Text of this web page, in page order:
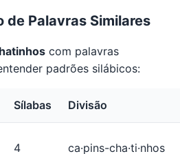
de Palavras Similares
com palavras
padrões silábicos:
Sílabas Divisão
4 ca·pins-cha·ti·nhos